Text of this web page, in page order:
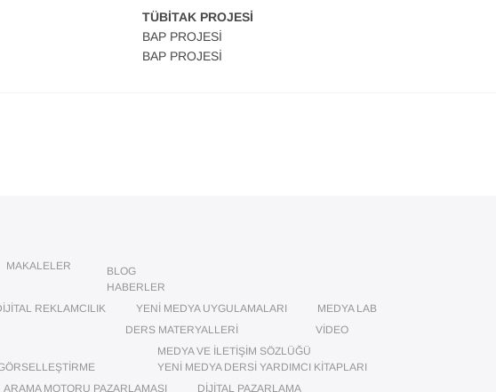
TÜBİTAK PROJESİ
BAP PROJESİ
BAP PROJESİ
MAKALELER
BLOG
HABERLER
REKLAMCILIK YENI MEDYA UYGULAMALARI MEDYA LAB
DERS MATERYALLERI
VIDEO
MEDYA VE İLETIŞIM SÖZLÜĞÜ
YENI MEDYA DERSI YARDIMCI KITAPLARI
ARAMA MOTORU PAZARLAMASI DIJITAL PAZARLAMA